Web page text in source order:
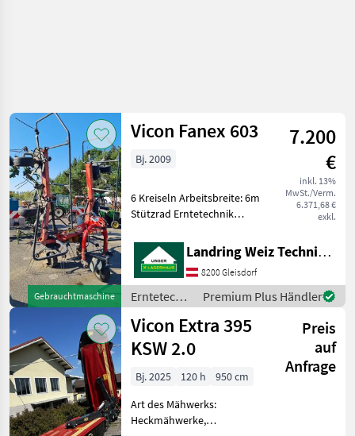
Gebrauchtmaschine
Vicon Fanex 603
7.200
€
inkl. 13%
MwSt./Verm.
6.371,68 €
exkl.
Bj. 2009
6 Kreiseln Arbeitsbreite: 6m
Stützrad Erntetechnik
Landring Weiz Technikzentrum Süd
8200 Gleisdorf
Erntetechnik
Grünland /
Vicon
Premium Plus Händler
Vicon Extra 395
KSW 2.0
Preis
auf
Anfrage
Bj. 2025 120 h
950 cm
Art des Mähwerks:
Heckmähwerke,